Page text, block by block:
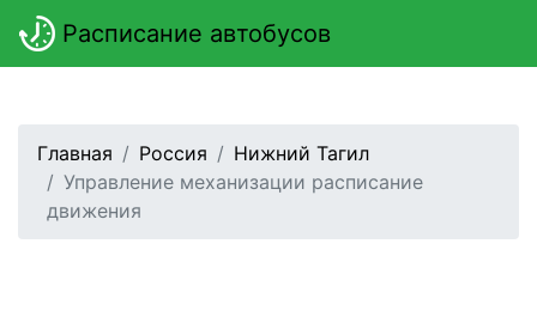
Расписание автобусов
Главная Россия
Нижний Тагил
Управление механизации расписание
движения